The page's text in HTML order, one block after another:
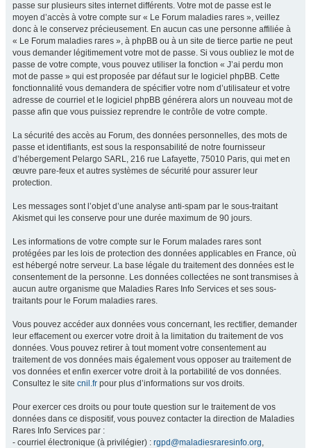
passe sur plusieurs sites internet différents. Votre mot de passe est le
moyen d’accès à votre compte sur « Le Forum maladies rares », veillez
donc à le conservez précieusement. En aucun cas une personne affiliée à
« Le Forum maladies rares », à phpBB ou à un site de tierce partie ne peut
vous demander légitimement votre mot de passe. Si vous oubliez le mot de
passe de votre compte, vous pouvez utiliser la fonction « J’ai perdu mon
mot de passe » qui est proposée par défaut sur le logiciel phpBB. Cette
fonctionnalité vous demandera de spécifier votre nom d’utilisateur et votre
adresse de courriel et le logiciel phpBB générera alors un nouveau mot de
passe afin que vous puissiez reprendre le contrôle de votre compte.
La sécurité des accès au Forum, des données personnelles, des mots de
passe et identifiants, est sous la responsabilité de notre fournisseur
d’hébergement Pelargo SARL, 216 rue Lafayette, 75010 Paris, qui met en
œuvre pare-feux et autres systèmes de sécurité pour assurer leur
protection.
Les messages sont l’objet d’une analyse anti-spam par le sous-traitant
Akismet qui les conserve pour une durée maximum de 90 jours.
Les informations de votre compte sur le Forum malades rares sont
protégées par les lois de protection des données applicables en France, où
est hébergé notre serveur. La base légale du traitement des données est le
consentement de la personne. Les données collectées ne sont transmises à
aucun autre organisme que Maladies Rares Info Services et ses sous-
traitants pour le Forum maladies rares.
Vous pouvez accéder aux données vous concernant, les rectifier, demander
leur effacement ou exercer votre droit à la limitation du traitement de vos
données. Vous pouvez retirer à tout moment votre consentement au
traitement de vos données mais également vous opposer au traitement de
vos données et enfin exercer votre droit à la portabilité de vos données.
Consultez le site cnil.fr pour plus d’informations sur vos droits.
Pour exercer ces droits ou pour toute question sur le traitement de vos
données dans ce dispositif, vous pouvez contacter la direction de Maladies
Rares Info Services par :
- courriel électronique (à privilégier) : rgpd@maladiesraresinfo.org,